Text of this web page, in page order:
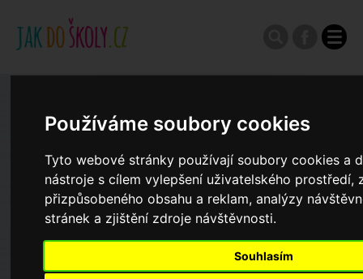
Používáme soubory cookies
Tyto webové stránky používají soubory cookies a
nástroje s cílem vylepšení uživatelského prostředí,
přizpůsobeného obsahu a reklam, analýzy
stránek a zjištění zdroje návštěvnosti.
Souhlasím
Výroční zprávy
Spádové oblasti ZŠ
Koncepce školství